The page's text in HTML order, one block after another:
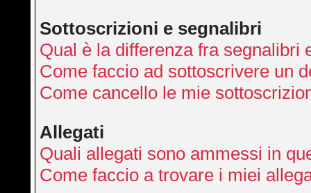
Sottoscrizioni e segnalibri
Qual è la differenza fra segnalibri
Come faccio ad sottoscrivere un
Come cancello le mie
Allegati
Quali allegati sono ammessi in
Come faccio a trovare i miei